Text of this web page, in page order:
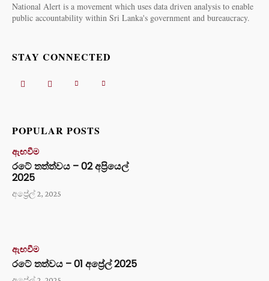
National Alert is a movement which uses data driven analysis to enable
public accountability within Sri Lanka's government and bureaucracy.
STAY CONNECTED
POPULAR POSTS
ඇඟවීම
රටේ තත්ත්වය – 02 අප්‍රියෙල්
2025
අප්‍රේල් 2, 2025
ඇඟවීම
රටේ තත්වය – 01 අප්‍රේල් 2025